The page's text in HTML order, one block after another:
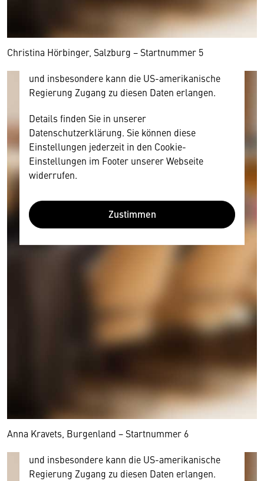
Christina Hörbinger, Salzburg − Startnummer 5
personenbezogene technische Daten zu Geräten
und Nutzerverhalten mitunter mit US-
amerikanischen Anbietern austauscht.
Diese Daten unterliegen keinem dem EU-
und insbesondere kann die US-amerikanische
Regierung Zugang zu diesen Daten erlangen.
Details finden Sie in unserer
Datenschutzerklärung. Sie können diese
Einstellungen jederzeit in den Cookie-
Einstellungen im Footer unserer Webseite
widerrufen.
Zustimmen
Anna Kravets, Burgenland − Startnummer 6
Wir benötigen Ihre Zustimmung
Hier würden wir Ihnen gerne einen externen
personenbezogene technische Daten zu Geräten
und Nutzerverhalten mitunter mit US-
amerikanischen Anbietern austauscht.
Diese Daten unterliegen keinem dem EU-
und insbesondere kann die US-amerikanische
Regierung Zugang zu diesen Daten erlangen.